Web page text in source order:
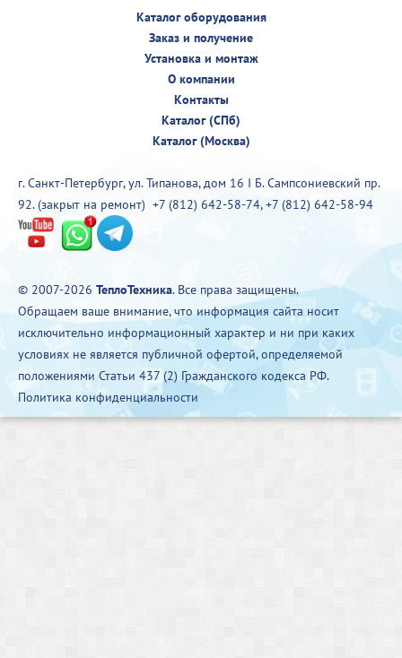
Каталог оборудования
Заказ и получение
Установка и монтаж
О компании
Контакты
Каталог (СПб)
Каталог (Москва)
г. Санкт-Петербург, ул. Типанова, дом 16 I Б. Сампсониевский пр.
92. (закрыт на ремонт) +7 (812) 642-58-74,+7 (812) 642-58-94
© 2007-2026 ТеплоТехника. Все права защищены.
Обращаем ваше внимание, что информация сайта носит
исключительно информационный характер и ни при каких
условиях не является публичной офертой, определяемой
положениями Статьи 437 (2) Гражданского кодекса РФ.
Политика конфиденциальности